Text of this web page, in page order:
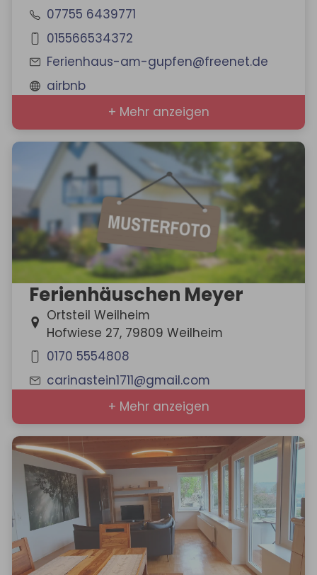
07755 6439771
015566534372
Ferienhaus-am-gupfen@freenet.de
airbnb
+ Mehr anzeigen
Ferienhäuschen Meyer
Ortsteil Weilheim
Hofwiese 27, 79809 Weilheim
0170 5554808
carinastein1711@gmail.com
+ Mehr anzeigen